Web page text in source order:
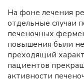
На фоне лечения
отдельные случаи
печеночных
повышения были
преходящий
пациентов
активности